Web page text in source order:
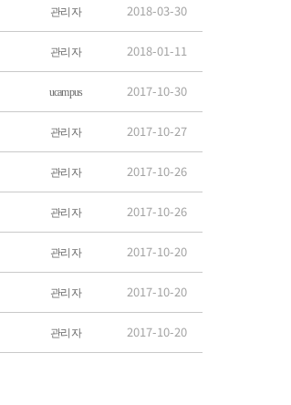
관리자 2018-03-30
관리자 2018-01-11
ucampus 2017-10-30
관리자 2017-10-27
관리자 2017-10-26
관리자 2017-10-26
관리자 2017-10-20
관리자 2017-10-20
관리자 2017-10-20